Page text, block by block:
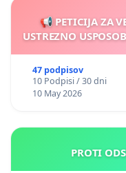
📢 PETICIJA ZA
USTREZNO
47 podpisov
10 Podpisi / 30 dni
10 May 2026
PROTI